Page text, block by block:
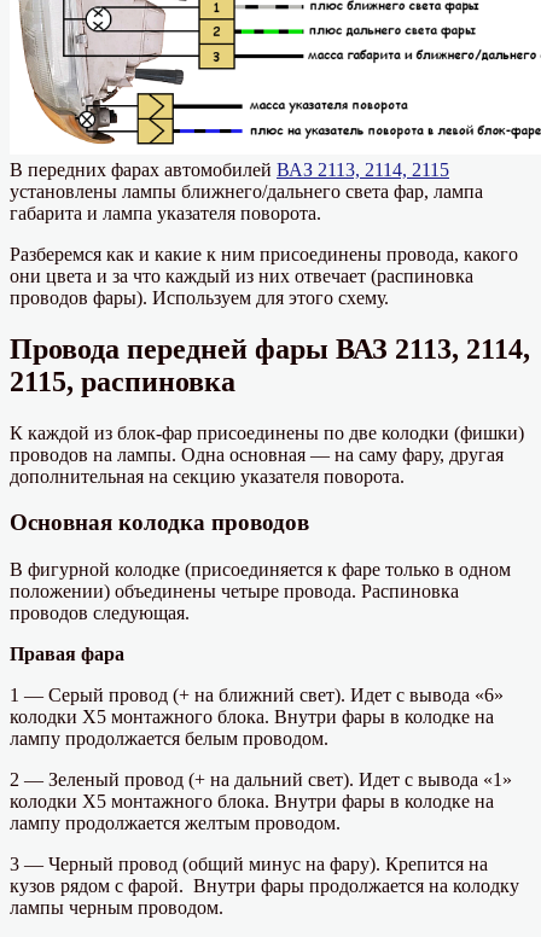
В передних фарах автомобилей ВАЗ 2113, 2114, 2115
установлены лампы ближнего/дальнего света фар, лампа
габарита и лампа указателя поворота.
Разберемся как и какие к ним присоединены провода, какого
они цвета и за что каждый из них отвечает (распиновка
проводов фары). Используем для этого схему.
Провода передней фары ВАЗ 2113, 2114,
2115, распиновка
К каждой из блок-фар присоединены по две колодки (фишки)
проводов на лампы. Одна основная — на саму фару, другая
дополнительная на секцию указателя поворота.
Основная колодка проводов
В фигурной колодке (присоединяется к фаре только в одном
положении) объединены четыре провода. Распиновка
проводов следующая.
Правая фара
1 — Серый провод (+ на ближний свет). Идет с вывода «6»
колодки Х5 монтажного блока. Внутри фары в колодке на
лампу продолжается белым проводом.
2 — Зеленый провод (+ на дальний свет). Идет с вывода «1»
колодки Х5 монтажного блока. Внутри фары в колодке на
лампу продолжается желтым проводом.
3 — Черный провод (общий минус на фару). Крепится на
кузов рядом с фарой. Внутри фары продолжается на колодку
лампы черным проводом.